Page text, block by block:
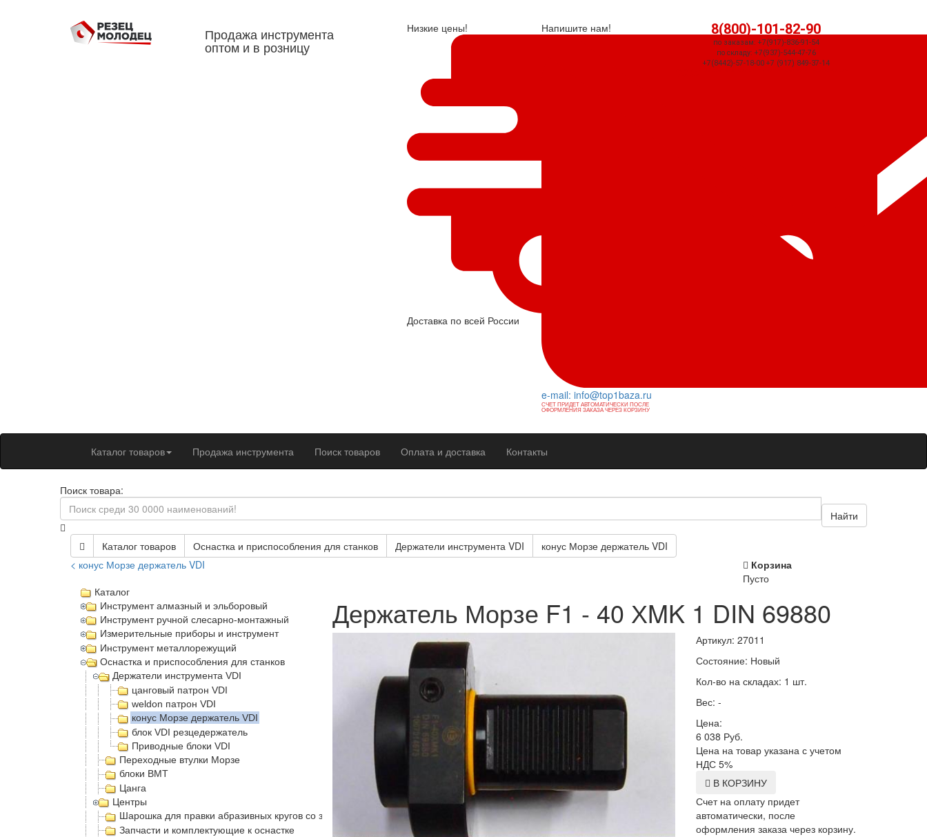
Продажа инструмента
оптом и в розницу
Низкие цены!
Доставка по всей России
Напишите нам!
e-mail: info@top1baza.ru
СЧЕТ ПРИДЕТ АВТОМАТИЧЕСКИ ПОСЛЕ
ОФОРМЛЕНИЯ ЗАКАЗА ЧЕРЕЗ КОРЗИНУ
8(800)-101-82-90
по заказам: +7(917)-836-91-54
по складу: +7(937)-544-47-76
+7(8442)-57-18-00 +7 (917) 849-37-14
Каталог товаров Продажа инструмента Поиск товаров Оплата и доставка Контакты
Поиск товара:
Найти
Каталог товаров Оснастка и приспособления для станков Держатели инструмента VDI
конус Морзе держатель VDI
< конус Морзе держатель VDI
Корзина
Пусто
Каталог
Инструмент алмазный и эльборовый
Инструмент ручной слесарно-монтажный
Измерительные приборы и инструмент
Инструмент металлорежущий
Оснастка и приспособления для станков
Держатели инструмента VDI
цанговый патрон VDI
weldon патрон VDI
конус Морзе держатель VDI
блок VDI резцедержатель
Приводные блоки VDI
Переходные втулки Морзе
блоки BMT
Цанга
Центры
Шарошка для правки абразивных кругов со звездочками
Запчасти и комплектующие к оснастке
Держатель Морзе F1 - 40 ХMK 1 DIN 69880
Артикул: 27011
Состояние: Новый
Кол-во на складах: 1 шт.
Вес: -
Цена:
6 038 Руб.
Цена на товар указана с учетом
НДС 5%
В КОРЗИНУ
Счет на оплату придет
автоматически, после
оформления заказа через корзину.